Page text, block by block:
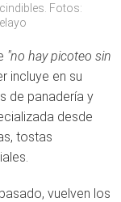
Fotos:
"no hay picoteo sin
incluye en su
de panadería y
desde
tostas
vuelven los